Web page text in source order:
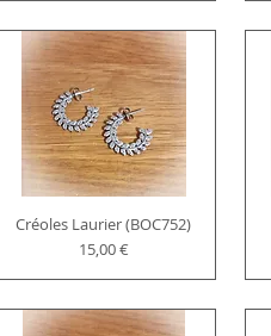
Créoles Laurier (BOC752)
Prix
15,00 €